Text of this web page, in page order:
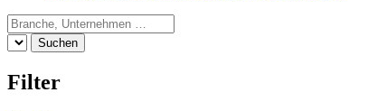
Suchen
Filter